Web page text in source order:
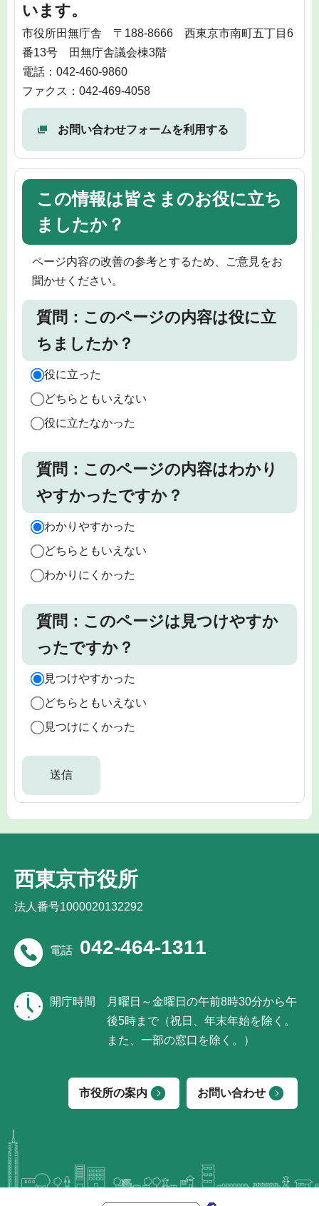
います。
市役所田無庁舎 〒188-8666 西東京市南町五丁目6
番13号 田無庁舎議会棟3階
電話：042-460-9860
ファクス：042-469-4058
お問い合わせフォームを利用する
この情報は皆さまのお役に立ち
ましたか？
ページ内容の改善の参考とするため、ご意見をお
聞かせください。
質問：このページの内容は役に立
ちましたか？
役に立った
どちらともいえない
役に立たなかった
質問：このページの内容はわかり
やすかったですか？
わかりやすかった
どちらともいえない
わかりにくかった
質問：このページは見つけやすか
ったですか？
見つけやすかった
どちらともいえない
見つけにくかった
西東京市役所
法人番号1000020132292
電話 042-464-1311
開庁時間
月曜日～金曜日の午前8時30分から午
後5時まで（祝日、年末年始を除く。
また、一部の窓口を除く。）
市役所の案内 お問い合わせ